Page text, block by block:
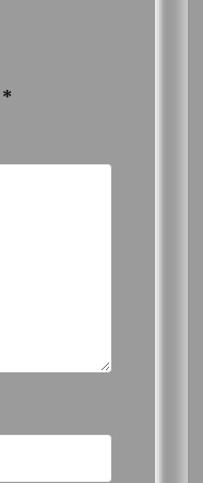
*